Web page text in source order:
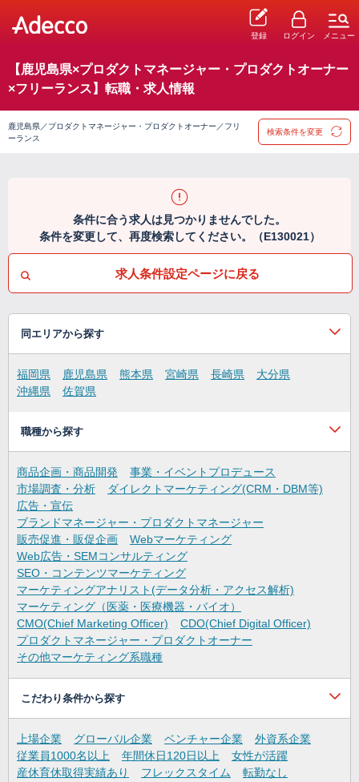
登録 ログイン メニュー
【鹿児島県×プロダクトマネージャー・プロダクトオーナー
×フリーランス】転職・求人情報
鹿児島県／プロダクトマネージャー・プロダクトオーナー／フリ
ーランス
検索条件を変更
条件に合う求人は見つかりませんでした。
条件を変更して、再度検索してください。（E130021）
求人条件設定ページに戻る
同エリアから探す
福岡県 鹿児島県 熊本県 宮崎県 長崎県
大分県
沖縄県
佐賀県
職種から探す
商品企画・商品開発
事業・イベントプロデュース
市場調査・分析
ダイレクトマーケティング(CRM・DBM等)
広告・宣伝
ブランドマネージャー・プロダクトマネージャー
販売促進・販促企画
Webマーケティング
Web広告・SEMコンサルティング
SEO・コンテンツマーケティング
マーケティングアナリスト(データ分析・アクセス解析)
マーケティング（医薬・医療機器・バイオ）
CMO(Chief Marketing Officer)
CDO(Chief Digital Officer)
プロダクトマネージャー・プロダクトオーナー
その他マーケティング系職種
こだわり条件から探す
上場企業 グローバル企業 ベンチャー企業
外資系企業
従業員1000名以上
年間休日120日以上
女性が活躍
産休育休取得実績あり
フレックスタイム
転勤なし